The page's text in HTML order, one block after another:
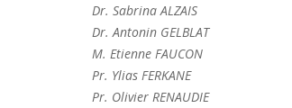
Dr. Sabrina ALZAIS
Dr. Antonin GELBLAT
M. Etienne FAUCON
Pr. Ylias FERKANE
Pr. Olivier RENAUDIE